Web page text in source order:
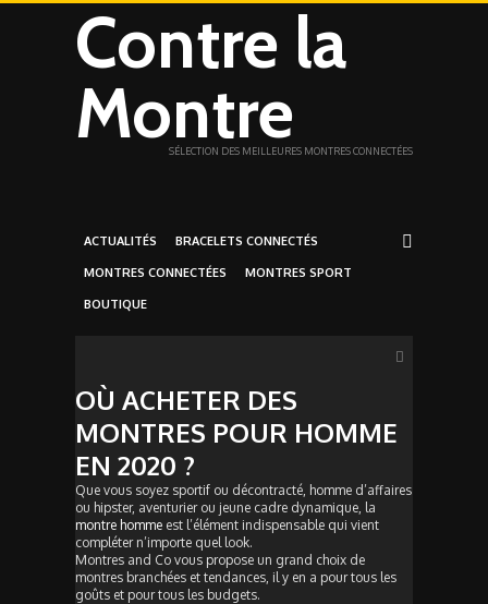
Contre la
Montre
SÉLECTION DES MEILLEURES MONTRES CONNECTÉES
ACTUALITÉS BRACELETS CONNECTÉS
MONTRES CONNECTÉES MONTRES SPORT
BOUTIQUE
OÙ ACHETER DES
MONTRES POUR HOMME
EN 2020 ?
Que vous soyez sportif ou décontracté, homme d’affaires
ou hipster, aventurier ou jeune cadre dynamique, la
montre homme est l’élément indispensable qui vient
compléter n’importe quel look.
Montres and Co vous propose un grand choix de
montres branchées et tendances, il y en a pour tous les
goûts et pour tous les budgets.